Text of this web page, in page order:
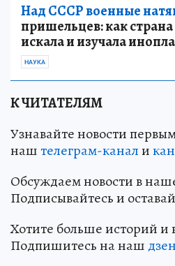
Над СССР военные
пришельцев: как страна
искала и изучала
НАУКА
К ЧИТАТЕЛЯМ
Узнавайте новости
наштелеграм-канали
Обсуждаем новости в
Подписывайтесь и
Хотите больше историй и
Подпишитесь на наш